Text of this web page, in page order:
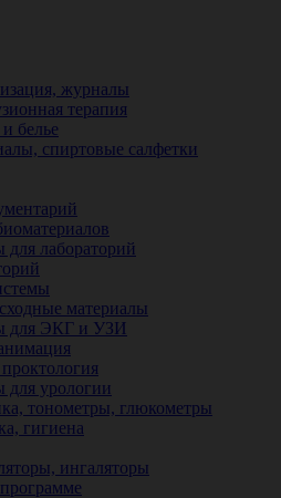
журналы
терапия
белье
спиртовые салфетки
для лабораторий
материалы
для ЭКГ и УЗИ
для урологии
тонометры, глюкометры
гигиена
ингаляторы